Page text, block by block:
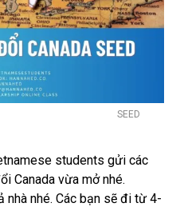
SEED
students gửi các
Canada vừa mở nhé.
nhà nhé. Các bạn sẽ đi từ 4-